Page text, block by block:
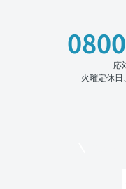
応
火曜定休日